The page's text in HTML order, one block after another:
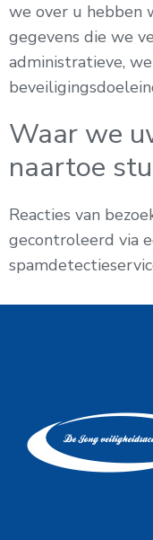
we over u hebben
gegevens die we
administratieve,
Waar we
naartoe
Reacties van
gecontroleerd via